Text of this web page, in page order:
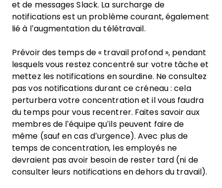
et de messages Slack. La surcharge de
notifications est un problème courant, également
lié à l’augmentation du télétravail.
Prévoir des temps de « travail profond », pendant
lesquels vous restez concentré sur votre tâche et
mettez les notifications en sourdine. Ne consultez
pas vos notifications durant ce créneau : cela
perturbera votre concentration et il vous faudra
du temps pour vous recentrer. Faites savoir aux
membres de l’équipe qu’ils peuvent faire de
même (sauf en cas d’urgence). Avec plus de
temps de concentration, les employés ne
devraient pas avoir besoin de rester tard (ni de
consulter leurs notifications en dehors du travail).